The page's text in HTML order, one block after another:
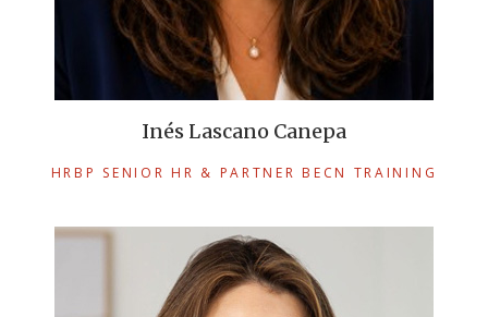
Inés Lascano Canepa
HRBP SENIOR HR & PARTNER BECN TRAINING